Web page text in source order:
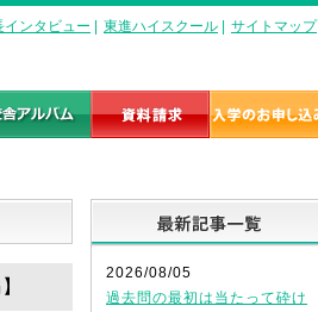
インタビュー 東進ハイスクール サイトマップ
2026/08/05
過去問の最初は当たって砕け